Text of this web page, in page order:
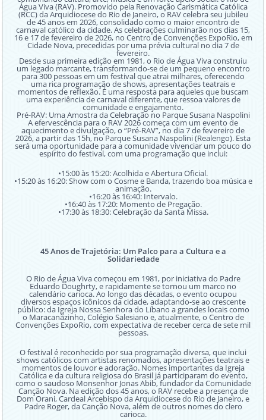
Água Viva
Água Viva (RAV). Promovido pela Renovação Carismática Católica
(RCC) da Arquidiocese do Rio de Janeiro, o RAV celebra seu jubileu
de 45 anos em 2026, consolidado como o maior encontro de
carnaval católico da cidade. As celebrações culminarão nos dias 15,
16 e 17 de fevereiro de 2026, no Centro de Convenções ExpoRio, em
Cidade Nova, precedidas por uma prévia cultural no dia 7 de
fevereiro.
Desde sua primeira edição em 1981, o Rio de Água Viva construiu
um legado marcante, transformando-se de um pequeno encontro
para 300 pessoas em um festival que atrai milhares, oferecendo
uma rica programação de shows, apresentações teatrais e
momentos de reflexão. É uma resposta para aqueles que buscam
uma experiência de carnaval diferente, que ressoa valores de
comunidade e engajamento.
Pré-RAV: Uma Amostra da Celebração no Parque Susana Naspolini
A efervescência para o RAV 2026 começa com um evento de
aquecimento e divulgação, o “Pré-RAV”, no dia 7 de fevereiro de
2026, a partir das 15h, no Parque Susana Naspolini (Realengo). Esta
será uma oportunidade para a comunidade vivenciar um pouco do
espírito do festival, com uma programação que inclui:
•15:00 às 15:20: Acolhida e Abertura Oficial.
•15:20 às 16:20: Show com o Cosme e Banda, trazendo boa música e
animação.
•16:20 às 16:40: Intervalo.
•16:40 às 17:20: Momento de Pregação.
•17:30 às 18:30: Celebração da Santa Missa.
45 Anos de Trajetória: Um Palco para a Cultura e a
Solidariedade
O Rio de Água Viva começou em 1981, por iniciativa do Padre
Eduardo Doughrty, e rapidamente se tornou um marco no
calendário carioca. Ao longo das décadas, o evento ocupou
diversos espaços icônicos da cidade, adaptando-se ao crescente
público: da Igreja Nossa Senhora do Líbano a grandes locais como
o Maracanãzinho, Colégio Salesiano e, atualmente, o Centro de
Convenções ExpoRio, com expectativa de receber cerca de sete mil
pessoas.
O festival é reconhecido por sua programação diversa, que inclui
shows católicos com artistas renomados, apresentações teatrais e
momentos de louvor e adoração. Nomes importantes da Igreja
Católica e da cultura religiosa do Brasil já participaram do evento,
como o saudoso Monsenhor Jonas Abib, fundador da Comunidade
Canção Nova. Na edição dos 45 anos, o RAV recebe a presença de
Dom Orani, Cardeal Arcebispo da Arquidiocese do Rio de Janeiro, e
Padre Roger, da Canção Nova, além de outros nomes do clero
carioca.